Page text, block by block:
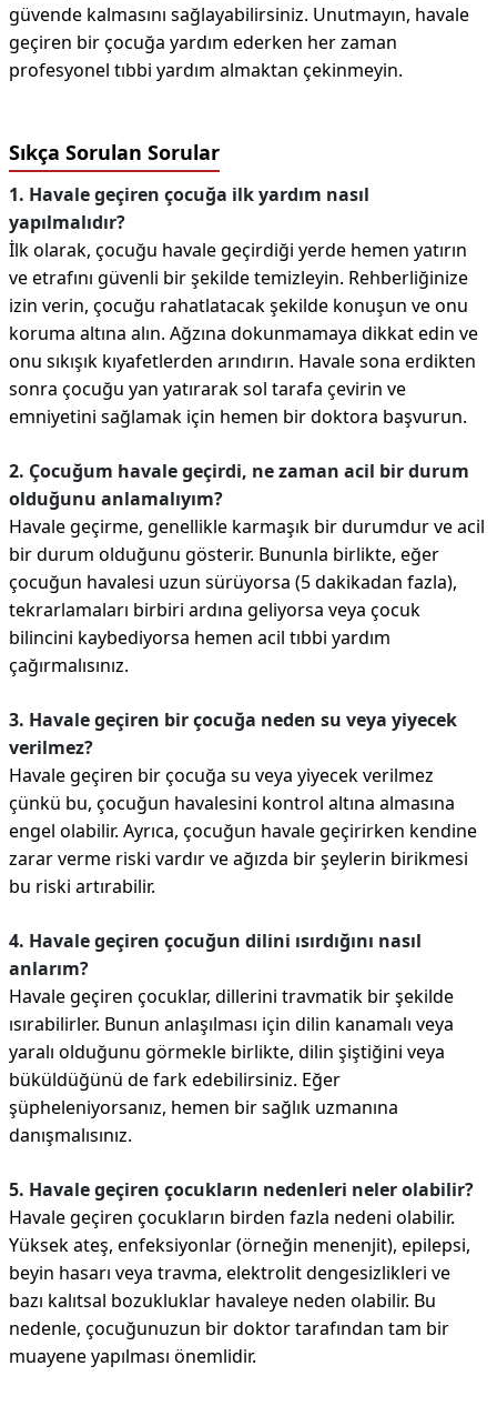
güvende kalmasını sağlayabilirsiniz. Unutmayın, havale
geçiren bir çocuğa yardım ederken her zaman
profesyonel tıbbi yardım almaktan çekinmeyin.
Sıkça Sorulan Sorular
1. Havale geçiren çocuğa ilk yardım nasıl
yapılmalıdır?
İlk olarak, çocuğu havale geçirdiği yerde hemen yatırın
ve etrafını güvenli bir şekilde temizleyin. Rehberliğinize
izin verin, çocuğu rahatlatacak şekilde konuşun ve onu
koruma altına alın. Ağzına dokunmamaya dikkat edin ve
onu sıkışık kıyafetlerden arındırın. Havale sona erdikten
sonra çocuğu yan yatırarak sol tarafa çevirin ve
emniyetini sağlamak için hemen bir doktora başvurun.
2. Çocuğum havale geçirdi, ne zaman acil bir durum
olduğunu anlamalıyım?
Havale geçirme, genellikle karmaşık bir durumdur ve acil
bir durum olduğunu gösterir. Bununla birlikte, eğer
çocuğun havalesi uzun sürüyorsa (5 dakikadan fazla),
tekrarlamaları birbiri ardına geliyorsa veya çocuk
bilincini kaybediyorsa hemen acil tıbbi yardım
çağırmalısınız.
3. Havale geçiren bir çocuğa neden su veya yiyecek
verilmez?
Havale geçiren bir çocuğa su veya yiyecek verilmez
çünkü bu, çocuğun havalesini kontrol altına almasına
engel olabilir. Ayrıca, çocuğun havale geçirirken kendine
zarar verme riski vardır ve ağızda bir şeylerin birikmesi
bu riski artırabilir.
4. Havale geçiren çocuğun dilini ısırdığını nasıl
anlarım?
Havale geçiren çocuklar, dillerini travmatik bir şekilde
ısırabilirler. Bunun anlaşılması için dilin kanamalı veya
yaralı olduğunu görmekle birlikte, dilin şiştiğini veya
büküldüğünü de fark edebilirsiniz. Eğer
şüpheleniyorsanız, hemen bir sağlık uzmanına
danışmalısınız.
5. Havale geçiren çocukların nedenleri neler olabilir?
Havale geçiren çocukların birden fazla nedeni olabilir.
Yüksek ateş, enfeksiyonlar (örneğin menenjit), epilepsi,
beyin hasarı veya travma, elektrolit dengesizlikleri ve
bazı kalıtsal bozukluklar havaleye neden olabilir. Bu
nedenle, çocuğunuzun bir doktor tarafından tam bir
muayene yapılması önemlidir.